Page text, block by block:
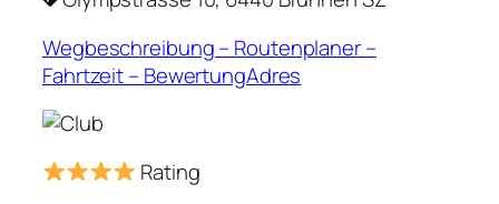
Wegbeschreibung – Routenplaner –
Fahrtzeit – BewertungAdres
Rating